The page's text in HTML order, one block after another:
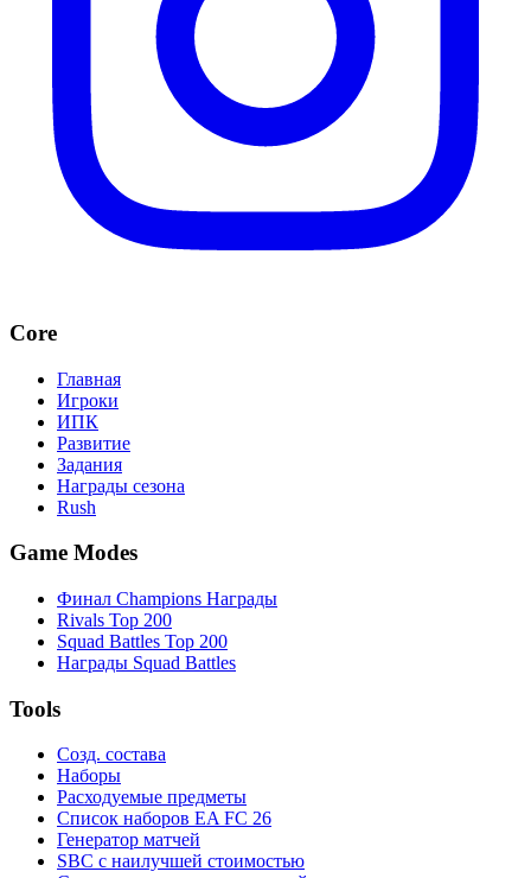
Core
Главная
Игроки
ИПК
Развитие
Задания
Награды сезона
Rush
Game Modes
Финал Champions Награды
Rivals Top 200
Squad Battles Top 200
Награды Squad Battles
Tools
Созд. состава
Наборы
Расходуемые предметы
Список наборов EA FC 26
Генератор матчей
SBC с наилучшей стоимостью